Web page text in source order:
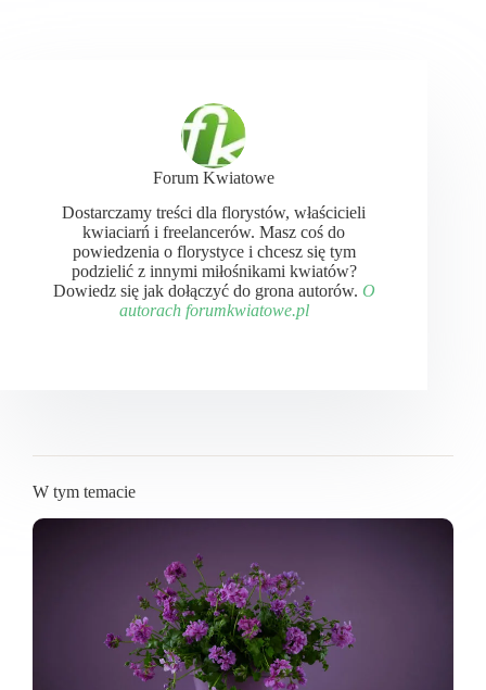
Forum Kwiatowe
Dostarczamy treści dla florystów, właścicieli
kwiaciarń i freelancerów. Masz coś do
powiedzenia o florystyce i chcesz się tym
podzielić z innymi miłośnikami kwiatów?
Dowiedz się jak dołączyć do grona autorów. O
autorach forumkwiatowe.pl
W tym temacie